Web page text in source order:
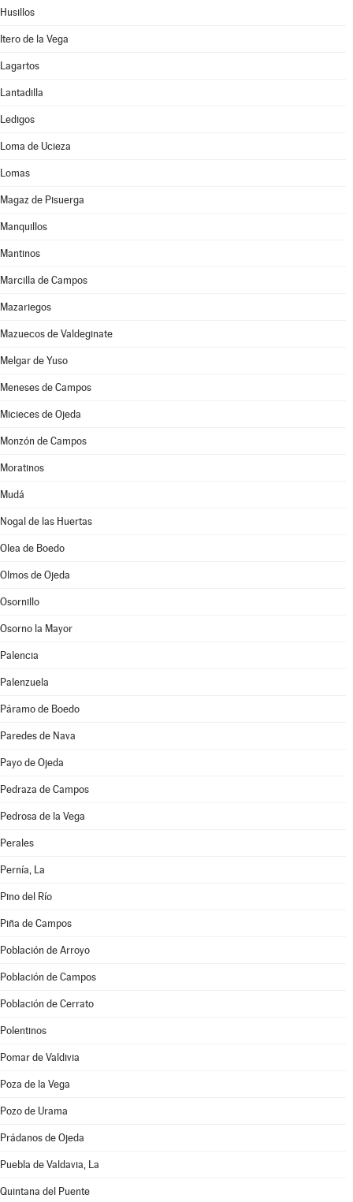
Husillos
Itero de la Vega
Lagartos
Lantadilla
Ledigos
Loma de Ucieza
Lomas
Magaz de Pisuerga
Manquillos
Mantinos
Marcilla de Campos
Mazariegos
Mazuecos de Valdeginate
Melgar de Yuso
Meneses de Campos
Micieces de Ojeda
Monzón de Campos
Moratinos
Mudá
Nogal de las Huertas
Olea de Boedo
Olmos de Ojeda
Osornillo
Osorno la Mayor
Palencia
Palenzuela
Páramo de Boedo
Paredes de Nava
Payo de Ojeda
Pedraza de Campos
Pedrosa de la Vega
Perales
Pernía, La
Pino del Río
Piña de Campos
Población de Arroyo
Población de Campos
Población de Cerrato
Polentinos
Pomar de Valdivia
Poza de la Vega
Pozo de Urama
Prádanos de Ojeda
Puebla de Valdavia, La
Quintana del Puente